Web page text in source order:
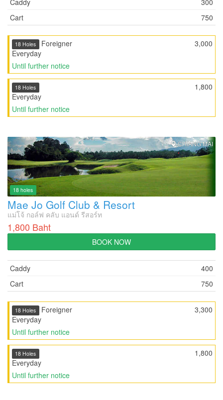
Caddy
300
Cart
750
3,000
18 Holes Foreigner
Everyday
Until further notice
1,800
18 Holes
Everyday
Until further notice
CHIANG MAI
18 holes
Mae Jo Golf Club & Resort
แม่โจ้ กอล์ฟ คลับ แอนด์ รีสอร์ท
1,800 Baht
BOOK NOW
Caddy
400
Cart
750
3,300
18 Holes Foreigner
Everyday
Until further notice
1,800
18 Holes
Everyday
Until further notice